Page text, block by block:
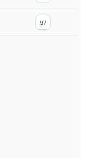
97